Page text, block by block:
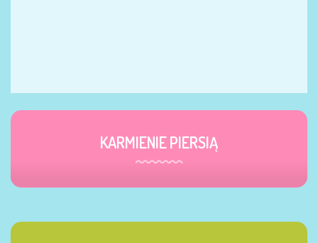
KARMIENIE PIERSIĄ